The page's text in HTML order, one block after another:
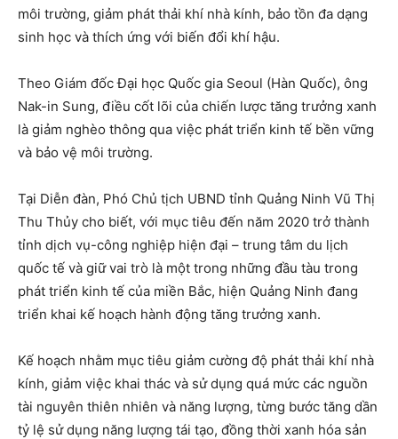
môi trường, giảm phát thải khí nhà kính, bảo tồn đa dạng
sinh học và thích ứng với biến đổi khí hậu.
Theo Giám đốc Đại học Quốc gia Seoul (Hàn Quốc), ông
Nak-in Sung, điều cốt lõi của chiến lược tăng trưởng xanh
là giảm nghèo thông qua việc phát triển kinh tế bền vững
và bảo vệ môi trường.
Tại Diễn đàn, Phó Chủ tịch UBND tỉnh Quảng Ninh Vũ Thị
Thu Thủy cho biết, với mục tiêu đến năm 2020 trở thành
tỉnh dịch vụ-công nghiệp hiện đại – trung tâm du lịch
quốc tế và giữ vai trò là một trong những đầu tàu trong
phát triển kinh tế của miền Bắc, hiện Quảng Ninh đang
triển khai kế hoạch hành động tăng trưởng xanh.
Kế hoạch nhằm mục tiêu giảm cường độ phát thải khí nhà
kính, giảm việc khai thác và sử dụng quá mức các nguồn
tài nguyên thiên nhiên và năng lượng, từng bước tăng dần
tỷ lệ sử dụng năng lượng tái tạo, đồng thời xanh hóa sản